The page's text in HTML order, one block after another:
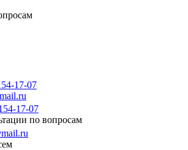
17-07
17-07
по вопросам